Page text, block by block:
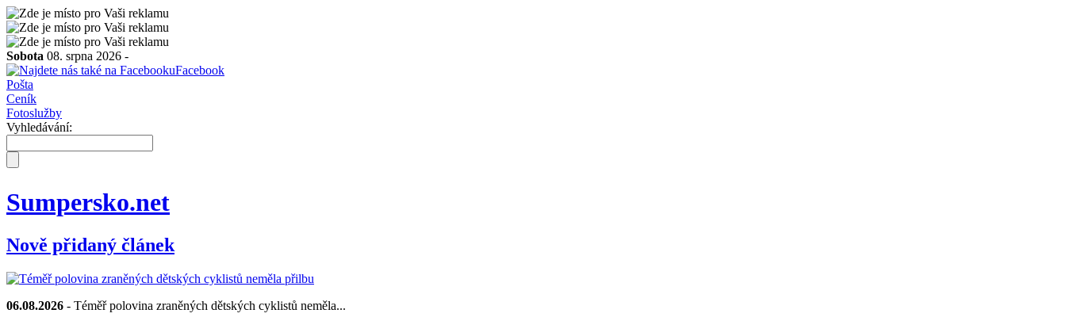
Sobota 08. srpna 2026 -
Facebook
Pošta
Ceník
Fotoslužby
Vyhledávání:
Sumpersko.net
Nově přidaný článek
06.08.2026 - Téměř polovina zraněných dětských cyklistů neměla...